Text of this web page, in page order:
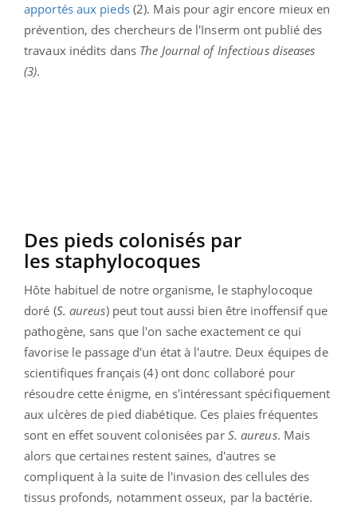
apportés aux pieds(2). Mais pour agir encore mieux en
prévention, des chercheurs de l'Inserm ont publié des
travaux inédits dans The Journal of Infectious diseases
(3).
Des pieds colonisés par
les staphylocoques
Hôte habituel de notre organisme, le staphylocoque
doré (S. aureus) peut tout aussi bien être inoffensif que
pathogène, sans que l'on sache exactement ce qui
favorise le passage d'un état à l'autre. Deux équipes de
scientifiques français (4) ont donc collaboré pour
résoudre cette énigme, en s'intéressant spécifiquement
aux ulcères de pied diabétique. Ces plaies fréquentes
sont en effet souvent colonisées par S. aureus. Mais
alors que certaines restent saines, d'autres se
compliquent à la suite de l'invasion des cellules des
tissus profonds, notamment osseux, par la bactérie.